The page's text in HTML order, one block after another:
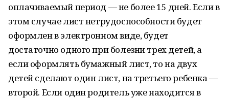
оплачиваемый период — не более 15 дней. Если в
этом случае лист нетрудоспособности будет
оформлен в электронном виде, будет
достаточно одного при болезни трех детей, а
если оформлять бумажный лист, то на двух
детей сделают один лист, на третьего ребенка —
второй. Если один родитель уже находится в